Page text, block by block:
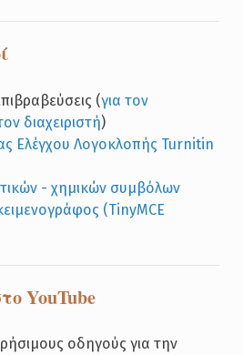
(για τον
διαχειριστή)
Ελέγχου Λογοκλοπής Turnitin
- χημικών συμβόλων
(TinyMCE
YouTube
οδηγούς για την